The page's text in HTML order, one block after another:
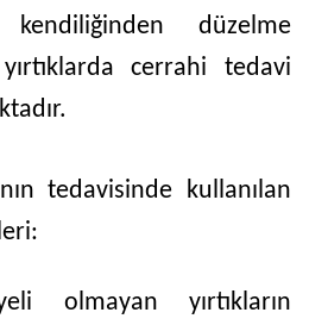
düzelme
cerrahi tedavi
tedavisinde kullanılan
olmayan yırtıkların